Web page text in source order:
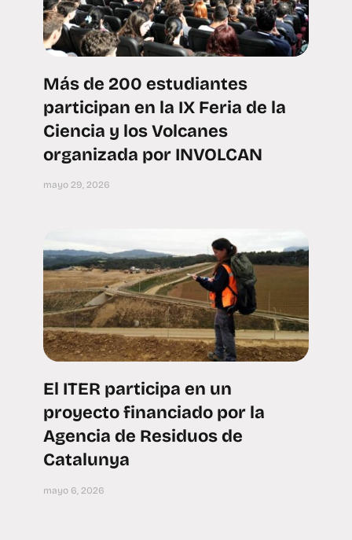
Más de 200 estudiantes
participan en la IX Feria de la
Ciencia y los Volcanes
organizada por INVOLCAN
mayo 29, 2026
El ITER participa en un
proyecto financiado por la
Agencia de Residuos de
Catalunya
mayo 6, 2026